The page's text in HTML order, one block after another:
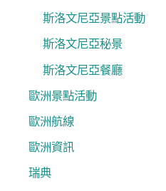
斯洛文尼亞景點活動
斯洛文尼亞秘景
斯洛文尼亞餐廳
歐洲景點活動
歐洲航線
歐洲資訊
瑞典